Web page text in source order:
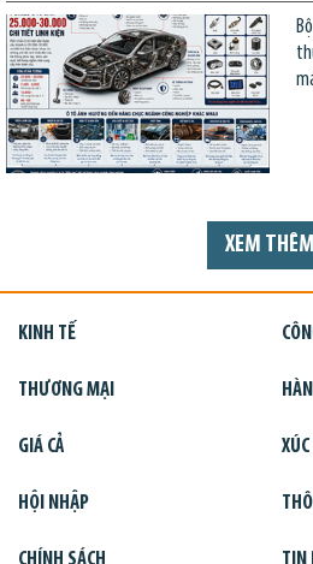
XEM THÊM
KINH TẾ
THƯƠNG MẠI
GIÁ CẢ
HỘI NHẬP
CHÍNH SÁCH TIN